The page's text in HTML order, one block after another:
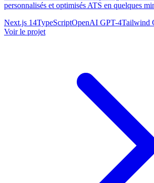
personnalisés et optimisés ATS en quelques
Next.js 14TypeScriptOpenAI GPT-4Tailwind
Voir le projet